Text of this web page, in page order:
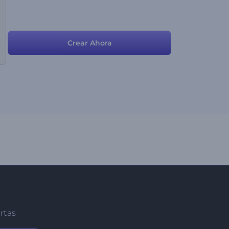
Crear Ahora